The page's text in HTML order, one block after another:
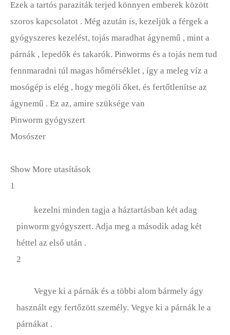
Ezek a tartós paraziták terjed könnyen emberek között
szoros kapcsolatot . Még azután is, kezeljük a férgek a
gyógyszeres kezelést, tojás maradhat ágynemű , mint a
párnák , lepedők és takarók. Pinworms és a tojás nem tud
fennmaradni túl magas hőmérséklet , így a meleg víz a
mosógép is elég , hogy megöli őket, és fertőtlenítse az
ágynemű . Ez az, amire szüksége van
Pinworm gyógyszert
Mosószer
Show More utasítások
1
kezelni minden tagja a háztartásban két adag
pinworm gyógyszert. Adja meg a második adag két
héttel az első után .
2
Vegye ki a párnák és a többi alom bármely ágy
használt egy fertőzött személy. Vegye ki a párnák le a
párnákat .